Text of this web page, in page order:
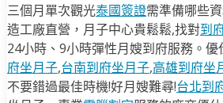
三個月單次觀光泰國簽證需準備哪些
造工廠直營，月子中心貴鬆鬆,找對到
24小時、9小時彈性月嫂到府服務。優
府坐月子,台南到府坐月子,高雄到府坐
不要錯過最佳時機!好月嫂難尋!台北到